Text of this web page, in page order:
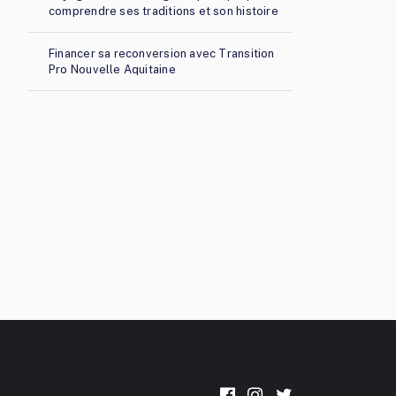
comprendre ses traditions et son histoire
Financer sa reconversion avec Transition
Pro Nouvelle Aquitaine